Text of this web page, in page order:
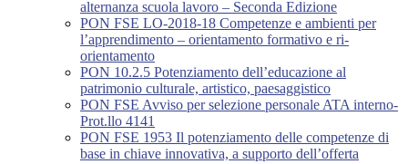
alternanza scuola lavoro – Seconda Edizione
PON FSE LO-2018-18 Competenze e ambienti per
l’apprendimento – orientamento formativo e ri-
orientamento
PON 10.2.5 Potenziamento dell’educazione al
patrimonio culturale, artistico, paesaggistico
PON FSE Avviso per selezione personale ATA interno-
Prot.llo 4141
PON FSE 1953 Il potenziamento delle competenze di
base in chiave innovativa, a supporto dell’offerta